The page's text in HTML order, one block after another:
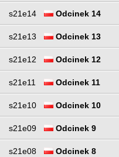
s21e14 Odcinek 14
s21e13 Odcinek 13
s21e12 Odcinek 12
s21e11 Odcinek 11
s21e10 Odcinek 10
s21e09 Odcinek 9
s21e08 Odcinek 8